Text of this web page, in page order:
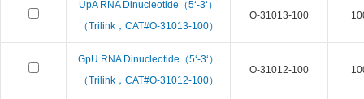
UpA RNA Dinucleotide（5‘-3‘）
（Trilink，CAT#O-31013-100）
O-31013-100
GpU RNA Dinucleotide（5‘-3‘）
（Trilink，CAT#O-31012-100）
O-31012-100